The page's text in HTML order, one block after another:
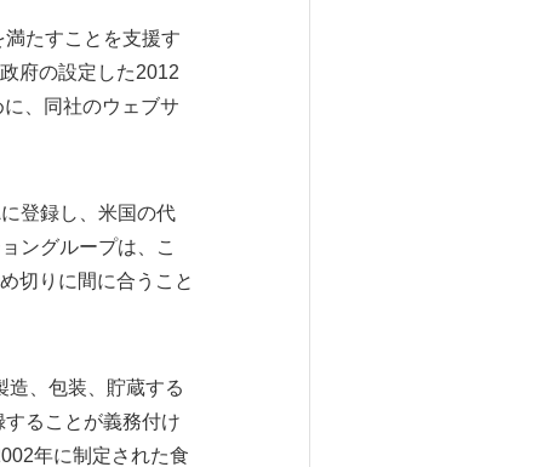
たすことを支援す
府の設定した2012
、同社のウェブサ
登録し、米国の代
ングループは、こ
切りに間に合うこと
造、包装、貯蔵する
ることが義務付け
年に制定された食